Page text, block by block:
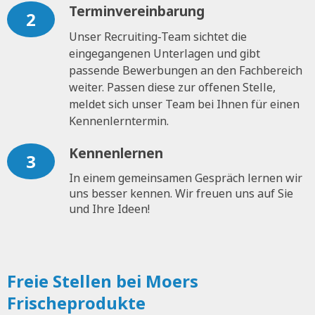
2 Terminvereinbarung
Unser Recruiting-Team sichtet die
eingegangenen Unterlagen und gibt
passende Bewerbungen an den Fachbereich
weiter. Passen diese zur offenen Stelle,
meldet sich unser Team bei Ihnen für einen
Kennenlerntermin.
3 Kennenlernen
In einem gemeinsamen Gespräch lernen wir
uns besser kennen. Wir freuen uns auf Sie
und Ihre Ideen!
Freie Stellen bei Moers
Frischeprodukte